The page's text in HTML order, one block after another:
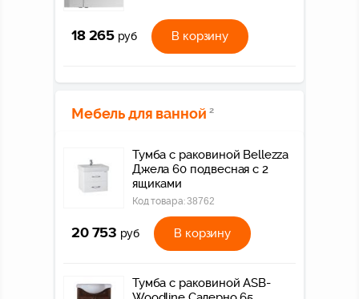
18 265 руб В корзину
Мебель для ванной 2
Тумба с раковиной Bellezza
Джела 60 подвесная с 2
ящиками
Код товара:38762
20 753 руб В корзину
Тумба с раковиной ASB-